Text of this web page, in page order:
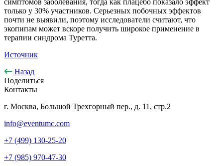
симптомов заболевания, тогда как плацебо показало эффект
только у 30% участников. Серьезных побочных эффектов
почти не выявили, поэтому исследователи считают, что
экопипам может вскоре получить широкое применение в
терапии синдрома Туретта.
Источник
Назад
Поделиться
Контакты
г. Москва, Большой Трехгорный пер., д. 11, стр.2
info@eventumc.com
+7 (499) 130-25-20
+7 (985) 970-47-30